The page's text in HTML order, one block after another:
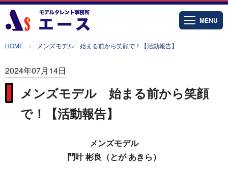
MENU
HOME メンズモデル 始まる前から笑顔で！【活動報告】
2024年07月14日
メンズモデル 始まる前から笑顔
で！【活動報告】
メンズモデル
門叶 彬良（とが あきら）